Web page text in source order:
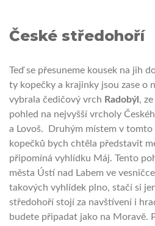
České středohoří
Teď se přesuneme kousek na jih
ty kopečky a krajinky jsou zase o
vybrala čedičový vrch Radobýl ,
pohled na nejvyšší vrcholy
a Lovoš. Druhým místem v tomto
kopečků bych chtěla představit
připomíná vyhlídku Máj. Tento
města Ústí nad Labem ve
takových vyhlídek plno, stačí si
středohoří stojí za navštívení i
budete připadat jako na Moravě.